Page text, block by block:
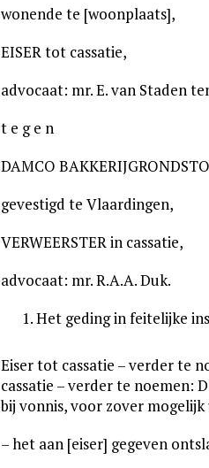
wonende te [woonplaats],
EISER tot cassatie,
advocaat: mr. E. van Staden
t e g e n
DAMCO
gevestigd te Vlaardingen,
VERWEERSTER in cassatie,
advocaat: mr. R.A.A. Duk.
Het geding in feitelijke
Eiser tot cassatie – verder te
cassatie – verder te noemen:
bij vonnis, voor zover
– het aan [eiser] gegeven